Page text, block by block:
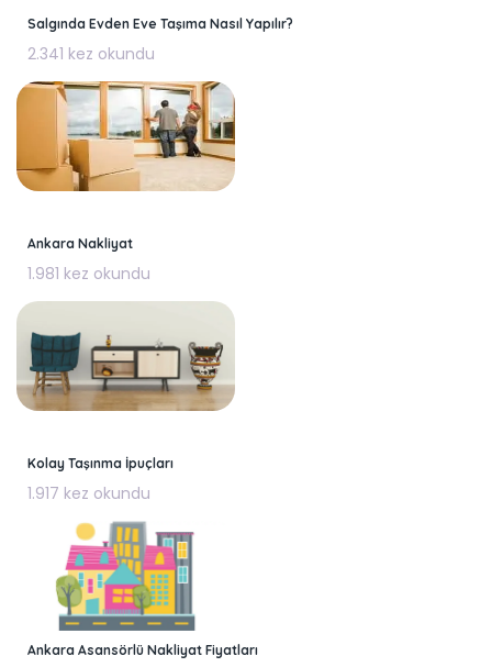
Salgında Evden Eve Taşıma Nasıl Yapılır?
2.341 kez okundu
Ankara Nakliyat
1.981 kez okundu
Kolay Taşınma İpuçları
1.917 kez okundu
Ankara Asansörlü Nakliyat Fiyatları